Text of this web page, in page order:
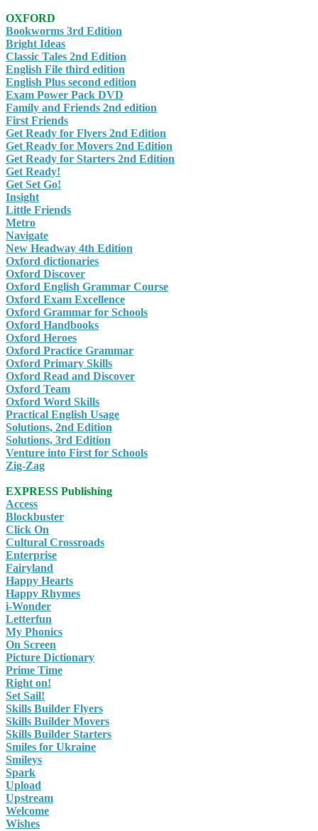
OXFORD
Bookworms 3rd Edition
Bright Ideas
Classic Tales 2nd Edition
English File third edition
English Plus second edition
Exam Power Pack DVD
Family and Friends 2nd edition
First Friends
Get Ready for Flyers 2nd Edition
Get Ready for Movers 2nd Edition
Get Ready for Starters 2nd Edition
Get Ready!
Get Set Go!
Insight
Little Friends
Metro
Navigate
New Headway 4th Edition
Oxford dictionaries
Oxford Discover
Oxford English Grammar Course
Oxford Exam Excellence
Oxford Grammar for Schools
Oxford Handbooks
Oxford Heroes
Oxford Practice Grammar
Oxford Primary Skills
Oxford Read and Discover
Oxford Team
Oxford Word Skills
Practical English Usage
Solutions, 2nd Edition
Solutions, 3rd Edition
Venture into First for Schools
Zig-Zag
EXPRESS Publishing
Access
Blockbuster
Click On
Cultural Crossroads
Enterprise
Fairyland
Happy Hearts
Happy Rhymes
i-Wonder
Letterfun
My Phonics
On Screen
Picture Dictionary
Prime Time
Right on!
Set Sail!
Skills Builder Flyers
Skills Builder Movers
Skills Builder Starters
Smiles for Ukraine
Smileys
Spark
Upload
Upstream
Welcome
Wishes